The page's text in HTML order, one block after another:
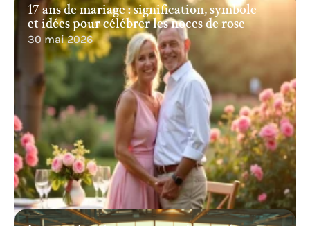
17 ans de mariage : signification, symbole
et idées pour célébrer les noces de rose
30 mai 2026